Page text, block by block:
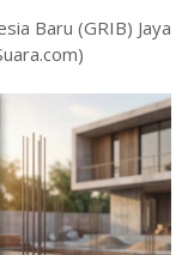
Baru (GRIB) Jaya